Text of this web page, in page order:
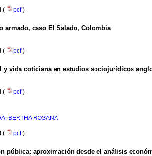
( pdf)
armado, caso El Salado, Colombia
( pdf)
y vida cotidiana en estudios sociojurídicos
( pdf)
BERTHA ROSANA
( pdf)
pública: aproximación desde el análisis